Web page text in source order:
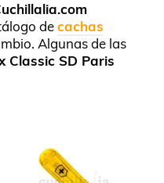
decachas
Algunas de las
Classic SD Paris